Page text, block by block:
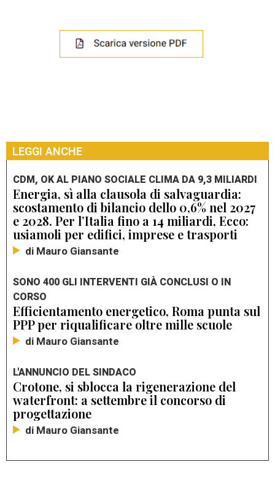
LEGGI ANCHE
CDM, OK AL PIANO SOCIALE CLIMA DA 9,3 MILIARDI
Energia, sì alla clausola di salvaguardia:
scostamento di bilancio dello 0,6% nel 2027
e 2028. Per l’Italia fino a 14 miliardi, Ecco:
usiamoli per edifici, imprese e trasporti
di Mauro Giansante
SONO 400 GLI INTERVENTI GIÀ CONCLUSI O IN
CORSO
Efficientamento energetico, Roma punta sul
PPP per riqualificare oltre mille scuole
di Mauro Giansante
L'ANNUNCIO DEL SINDACO
Crotone, si sblocca la rigenerazione del
waterfront: a settembre il concorso di
progettazione
di Mauro Giansante